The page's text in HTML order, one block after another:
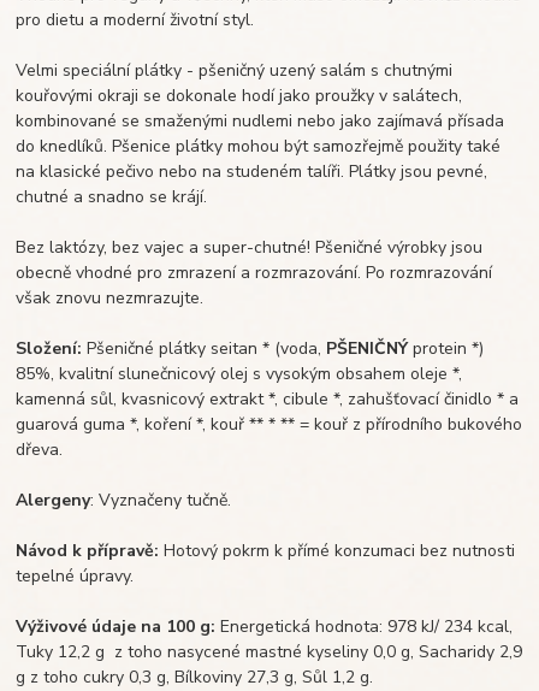
pro dietu a moderní životní styl.
Velmi speciální plátky - pšeničný uzený salám s chutnými
kouřovými okraji se dokonale hodí jako proužky v salátech,
kombinované se smaženými nudlemi nebo jako zajímavá přísada
do knedlíků. Pšenice plátky mohou být samozřejmě použity také
na klasické pečivo nebo na studeném talíři. Plátky jsou pevné,
chutné a snadno se krájí.
Bez laktózy, bez vajec a super-chutné! Pšeničné výrobky jsou
obecně vhodné pro zmrazení a rozmrazování. Po rozmrazování
však znovu nezmrazujte.
Složení: Pšeničné plátky seitan * (voda, PŠENIČNÝprotein *)
85%, kvalitní slunečnicový olej s vysokým obsahem oleje *,
kamenná sůl, kvasnicový extrakt *, cibule *, zahušťovací činidlo * a
guarová guma *, koření *, kouř ** * ** = kouř z přírodního bukového
dřeva.
Alergeny: Vyznačeny tučně.
Návod k přípravě: Hotový pokrm k přímé konzumaci bez nutnosti
tepelné úpravy.
Výživové údaje na 100 g: Energetická hodnota: 978 kJ/ 234 kcal,
Tuky 12,2 g z toho nasycené mastné kyseliny 0,0 g, Sacharidy 2,9
g z toho cukry 0,3 g, Bílkoviny 27,3 g, Sůl 1,2 g.